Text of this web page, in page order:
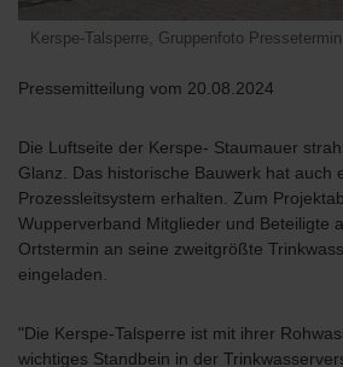
Kerspe-Talsperre, Gruppenfoto Pressetermin
Pressemitteilung vom 20.08.2024
Die Luftseite der Kerspe- Staumauer
Glanz. Das historische Bauwerk hat auch
Prozessleitsystem erhalten. Zum
Wupperverband Mitglieder und Beteiligte
Ortstermin an seine zweitgrößte
eingeladen.
"Die Kerspe-Talsperre ist mit ihrer
wichtiges Standbein in der